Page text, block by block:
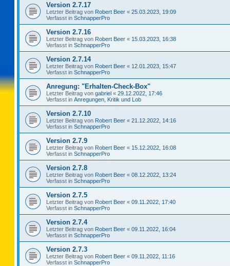
Version 2.7.17
Letzter Beitrag von Robert Beer « 25.03.2023, 19:09
Verfasst in SchnapperPro
Version 2.7.16
Letzter Beitrag von Robert Beer « 15.03.2023, 16:38
Verfasst in SchnapperPro
Version 2.7.14
Letzter Beitrag von Robert Beer « 12.01.2023, 15:47
Verfasst in SchnapperPro
Anregung: "Erhalten-Check-Box"
Letzter Beitrag von gabriel « 29.12.2022, 17:46
Verfasst in Anregungen, Kritik und Lob
Version 2.7.10
Letzter Beitrag von Robert Beer « 21.12.2022, 14:16
Verfasst in SchnapperPro
Version 2.7.9
Letzter Beitrag von Robert Beer « 15.12.2022, 16:08
Verfasst in SchnapperPro
Version 2.7.8
Letzter Beitrag von Robert Beer « 08.12.2022, 13:24
Verfasst in SchnapperPro
Version 2.7.5
Letzter Beitrag von Robert Beer « 09.11.2022, 17:40
Verfasst in SchnapperPro
Version 2.7.4
Letzter Beitrag von Robert Beer « 09.11.2022, 16:04
Verfasst in SchnapperPro
Version 2.7.3
Letzter Beitrag von Robert Beer « 09.11.2022, 11:16
Verfasst in SchnapperPro